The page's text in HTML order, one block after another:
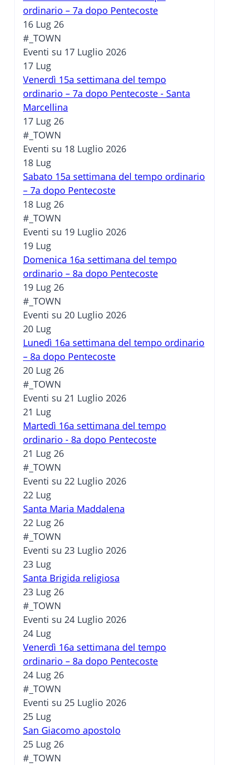
ordinario – 7a dopo Pentecoste
16 Lug 26
#_TOWN
Eventi su 17 Luglio 2026
17 Lug
Venerdì 15a settimana del tempo
ordinario – 7a dopo Pentecoste - Santa
Marcellina
17 Lug 26
#_TOWN
Eventi su 18 Luglio 2026
18 Lug
Sabato 15a settimana del tempo ordinario
– 7a dopo Pentecoste
18 Lug 26
#_TOWN
Eventi su 19 Luglio 2026
19 Lug
Domenica 16a settimana del tempo
ordinario – 8a dopo Pentecoste
19 Lug 26
#_TOWN
Eventi su 20 Luglio 2026
20 Lug
Lunedì 16a settimana del tempo ordinario
– 8a dopo Pentecoste
20 Lug 26
#_TOWN
Eventi su 21 Luglio 2026
21 Lug
Martedì 16a settimana del tempo
ordinario - 8a dopo Pentecoste
21 Lug 26
#_TOWN
Eventi su 22 Luglio 2026
22 Lug
Santa Maria Maddalena
22 Lug 26
#_TOWN
Eventi su 23 Luglio 2026
23 Lug
Santa Brigida religiosa
23 Lug 26
#_TOWN
Eventi su 24 Luglio 2026
24 Lug
Venerdì 16a settimana del tempo
ordinario – 8a dopo Pentecoste
24 Lug 26
#_TOWN
Eventi su 25 Luglio 2026
25 Lug
San Giacomo apostolo
25 Lug 26
#_TOWN